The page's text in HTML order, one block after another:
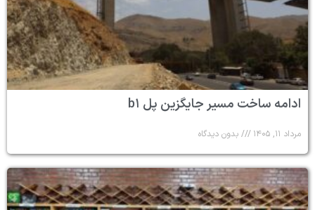
ادامه ساخت مسیر جایگزین پل b۱
مرداد ۱۱, ۱۴۰۵ بدون دیدگاه